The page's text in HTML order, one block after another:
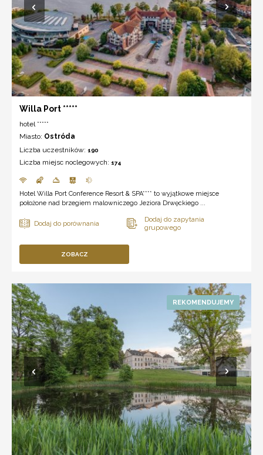
Willa Port *****
hotel *****
Miasto: Ostróda
Liczba uczestników: 190
Liczba miejsc noclegowych: 174
Hotel Willa Port Conference Resort & SPA**** to wyjątkowe miejsce
położone nad brzegiem malowniczego Jeziora Drwęckiego ...
ZOBACZ